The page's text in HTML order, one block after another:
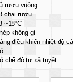
rượu vuông
chai rượu
~18ºC
không gỉ
điều khiển nhiệt độ
chế độ tự xả tuyết